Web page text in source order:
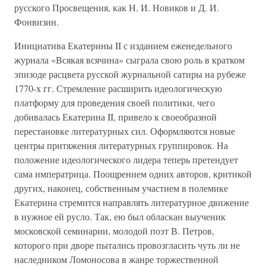
русского Просвещения, как Н. И. Новиков и Д. И.
Фонвизин.
Инициатива Екатерины II с изданием еженедельного
журнала «Всякая всячина» сыграла свою роль в кратком
эпизоде расцвета русской журнальной сатиры на рубеже
1770-х гг. Стремление расширить идеологическую
платформу для проведения своей политики, чего
добивалась Екатерина II, привело к своеобразной
перестановке литературных сил. Оформляются новые
центры притяжения литературных группировок. На
положение идеологического лидера теперь претендует
сама императрица. Поощрением одних авторов, критикой
других, наконец, собственным участием в полемике
Екатерина стремится направлять литературное движение
в нужное ей русло. Так, ею был обласкан выученик
московской семинарии, молодой поэт В. Петров,
которого при дворе пытались провозгласить чуть ли не
наследником Ломоносова в жанре торжественной